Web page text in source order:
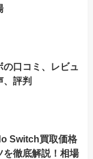
の口コミ、レビュ
、評判
Switch買取価格
を徹底解説！相場